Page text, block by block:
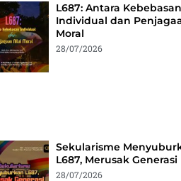
L687: Antara Kebebasan
Individual dan
Moral
28/07/2026
Sekularisme
L687, Merusak Generasi
28/07/2026